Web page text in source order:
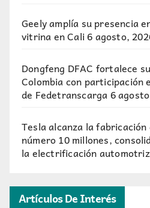
Geely amplía su presencia
vitrina en Cali 6 agosto,
Dongfeng DFAC fortalece
Colombia con participación
de Fedetranscarga6
Tesla alcanza la fabricación
número 10 millones,
la electrificación automotriz
Artículos De Interés